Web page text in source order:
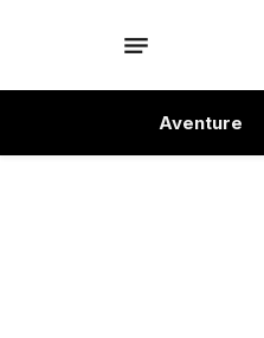
Aventure